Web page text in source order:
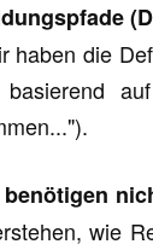
haben die
wie